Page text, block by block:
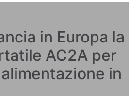
in Europa
AC2A per
in